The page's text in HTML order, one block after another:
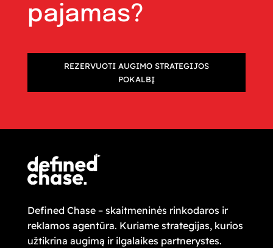
pajamas?
REZERVUOTI AUGIMO STRATEGIJOS
POKALBĮ
Defined Chase – skaitmeninės rinkodaros ir
reklamos agentūra. Kuriame strategijas, kurios
užtikrina augimą ir ilgalaikes partnerystes.